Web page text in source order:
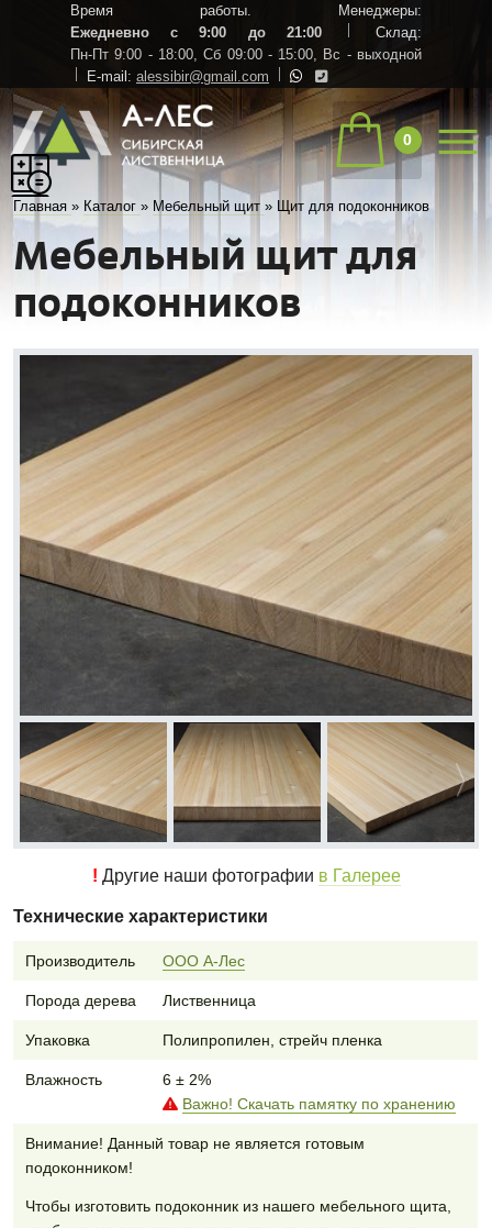
Время работы. Менеджеры:
Ежедневно с 9:00 до 21:00
Склад:
Пн-Пт 9:00 - 18:00, Сб 09:00 - 15:00, Вс - выходной
E-mail: alessibir@gmail.com
0
Главная » Каталог » Мебельный щит » Щит для подоконников
Мебельный щит для
подоконников
! Другие наши фотографии в Галерее
Технические характеристики
Производитель ООО А-Лес
Порода дерева Лиственница
Упаковка Полипропилен, стрейч пленка
Влажность
6 ± 2%
Важно! Скачать памятку по хранению
Внимание! Данный товар не является готовым
подоконником!
Чтобы изготовить подоконник из нашего мебельного щита,